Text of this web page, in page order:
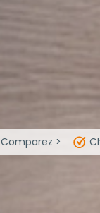
Comparez >